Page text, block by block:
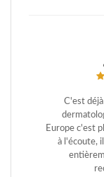
C'est
Europe c'est
à l'écoute,